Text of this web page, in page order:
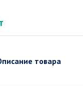
товара